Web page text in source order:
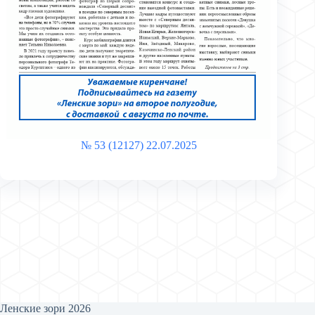
№ 53 (12127) 22.07.2025
Ленские зори 2026